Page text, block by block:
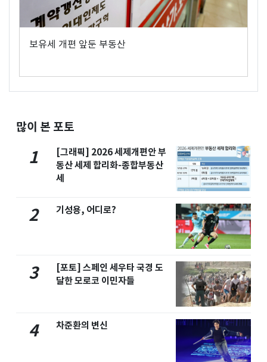
보유세 개편 앞둔 부동산
많이 본 포토
1
[그래픽] 2026 세제개편안 부
동산 세제 합리화-종합부동산
세
2 기성용, 어디로?
3
[포토] 스페인 세우타 국경 도
달한 모로코 이민자들
4 차준환의 변신